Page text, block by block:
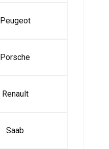
Peugeot
Porsche
Renault
Saab